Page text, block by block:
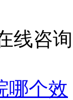
线咨
哪个效